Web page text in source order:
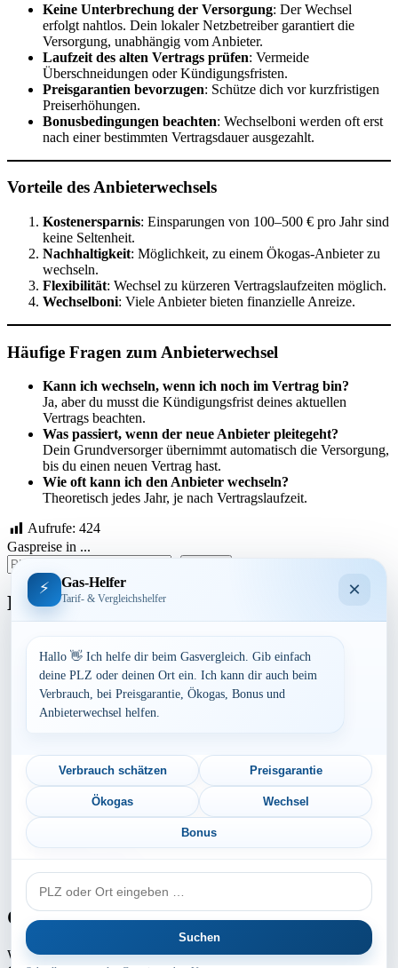
Keine Unterbrechung der Versorgung: Der Wechsel
erfolgt nahtlos. Dein lokaler Netzbetreiber garantiert die
Versorgung, unabhängig vom Anbieter.
Laufzeit des alten Vertrags prüfen: Vermeide
Überschneidungen oder Kündigungsfristen.
Preisgarantien bevorzugen: Schütze dich vor kurzfristigen
Preiserhöhungen.
Bonusbedingungen beachten: Wechselboni werden oft erst
nach einer bestimmten Vertragsdauer ausgezahlt.
Vorteile des Anbieterwechsels
Kostenersparnis: Einsparungen von 100–500 € pro Jahr sind
keine Seltenheit.
Nachhaltigkeit: Möglichkeit, zu einem Ökogas-Anbieter zu
wechseln.
Flexibilität: Wechsel zu kürzeren Vertragslaufzeiten möglich.
Wechselboni: Viele Anbieter bieten finanzielle Anreize.
Häufige Fragen zum Anbieterwechsel
Kann ich wechseln, wenn ich noch im Vertrag bin?
Ja, aber du musst die Kündigungsfrist deines aktuellen
Vertrags beachten.
Was passiert, wenn der neue Anbieter pleitegeht?
Dein Grundversorger übernimmt automatisch die Versorgung,
bis du einen neuen Vertrag hast.
Wie oft kann ich den Anbieter wechseln?
Theoretisch jedes Jahr, je nach Vertragslaufzeit.
Aufrufe: 424
Gaspreise in ...
Bundesland
Bayern
Berlin
Brandenburg
Bremen
Hamburg
Mecklenburg-Vorpommern
Niedersachsen
Nordrhein-Westfalen
Rheinland-Pfalz
Saarland
Sachsen-Anhalt
Gaspreis-Explosion
Wie die Medien aktuell berichten, erwartetMillionen von
⚡ Gas-Helfer
Tarif- & Vergleichshelfer ×
Hallo 👋 Ich helfe dir beim Gasvergleich. Gib einfach
deine PLZ oder deinen Ort ein. Ich kann dir auch beim
Verbrauch, bei Preisgarantie, Ökogas, Bonus und
Anbieterwechsel helfen.
Verbrauch schätzen Preisgarantie
Ökogas Wechsel
Bonus
PLZ
oder
Ort
Suchen